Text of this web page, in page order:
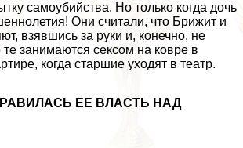
самоубийства. Но только когда дочь
Они считали, что Брижит и
взявшись за руки и, конечно, не
те занимаются ceкcом на ковре в
когда старшие уходят в театр.
ЕЕ ВЛАСТЬ НАД